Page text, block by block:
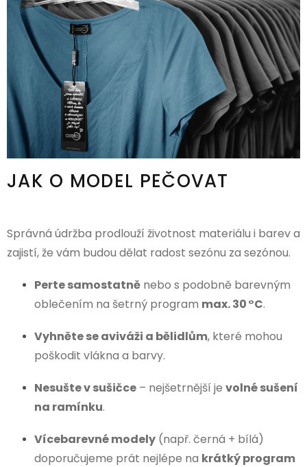
JAK O MODEL PEČOVAT
Správná údržba prodlouží životnost materiálu i barev a
zajistí, že vám budou dělat radost sezónu za sezónou.
Perte samostatně nebo s podobně barevným
oblečením na šetrný program max. 30 °C.
Vyhněte se aviváži a bělidlům, které mohou
poškodit vlákna a barvy.
Nesušte v sušičce – nejšetrnější je volné sušení
na ramínku.
Vícebarevné modely (např. černá + bílá)
doporučujeme prát nejlépe na krátký program